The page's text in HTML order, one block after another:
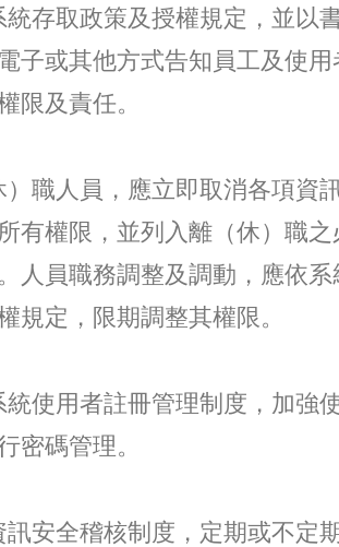
統存取政策及授權規定，並以
子或其他方式告知員工及使用
限及責任。
）職人員，應立即取消各項資
有權限，並列入離（休）職之
人員職務調整及調動，應依系
規定，限期調整其權限。
統使用者註冊管理制度，加強
密碼管理。
訊安全稽核制度，定期或不定